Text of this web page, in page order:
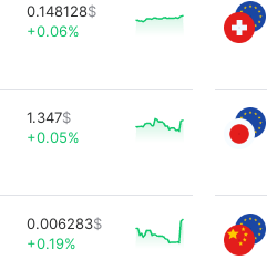
0.148128$
+0.06%
1.347$
+0.05%
0.006283$
+0.19%